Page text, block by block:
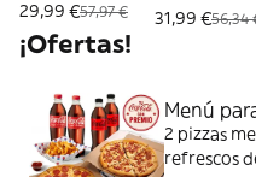
29,99 €57,97 €
+ Mega Cubo
31,99 €56,34
¡Ofertas!
Menú
2 pizzas
refrescos